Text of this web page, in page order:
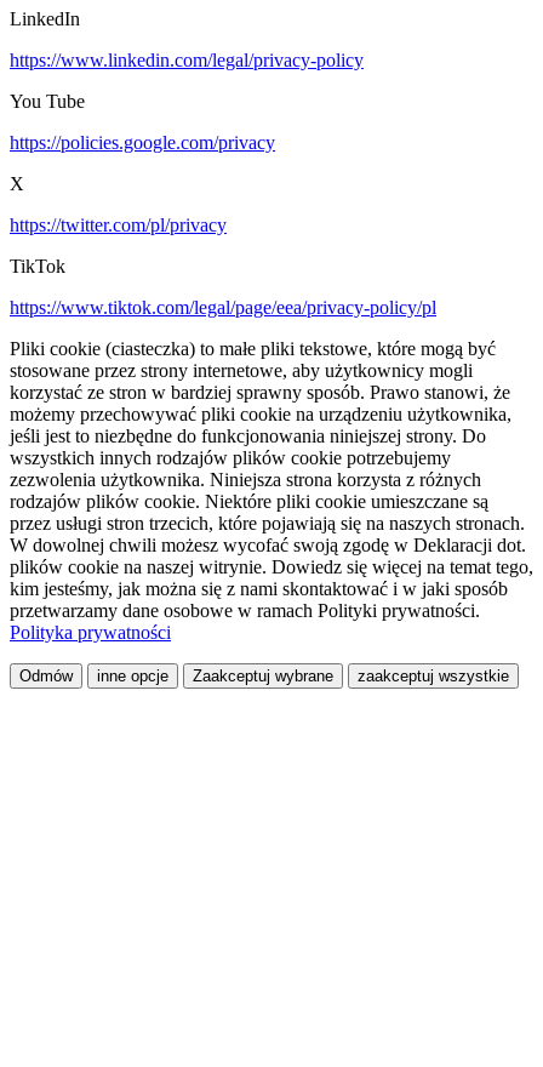
LinkedIn
https://www.linkedin.com/legal/privacy-policy
You Tube
https://policies.google.com/privacy
X
https://twitter.com/pl/privacy
TikTok
https://www.tiktok.com/legal/page/eea/privacy-policy/pl
Pliki cookie (ciasteczka) to małe pliki tekstowe, które mogą być
stosowane przez strony internetowe, aby użytkownicy mogli
korzystać ze stron w bardziej sprawny sposób. Prawo stanowi, że
możemy przechowywać pliki cookie na urządzeniu użytkownika,
jeśli jest to niezbędne do funkcjonowania niniejszej strony. Do
wszystkich innych rodzajów plików cookie potrzebujemy
zezwolenia użytkownika. Niniejsza strona korzysta z różnych
rodzajów plików cookie. Niektóre pliki cookie umieszczane są
przez usługi stron trzecich, które pojawiają się na naszych stronach.
W dowolnej chwili możesz wycofać swoją zgodę w Deklaracji dot.
plików cookie na naszej witrynie. Dowiedz się więcej na temat tego,
kim jesteśmy, jak można się z nami skontaktować i w jaki sposób
przetwarzamy dane osobowe w ramach Polityki prywatności.
Polityka prywatności
Odmów inne opcje Zaakceptuj wybrane zaakceptuj wszystkie